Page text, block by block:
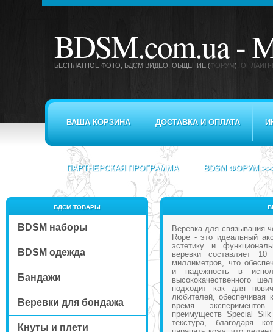
BDSM.com.ua -
БЕСПЛАТНОЕ ФОТО, БДСМ ВИДЕО , ОБЩЕНИЕ (ФОРУМ), ОНЛАЙН-
ВАША КОРЗИНА ДОСТАВКА И ОПЛАТА
ПАРТНЕРСКАЯ ПРОГРАММА BDSM ФОРУМ
БДСМ ТОВАРЫ
BDSM наборы
BDSM одежда
Бандажи
Веревки для бондажа
Кнуты и плети
Веревка для связывания
Rope - это идеальный
эстетику и
веревки составляет
миллиметров, что
и надежность в
высококачественного
подходит как для
любителей, обеспечивая
время
преимуществ Special
текстура, благодаря